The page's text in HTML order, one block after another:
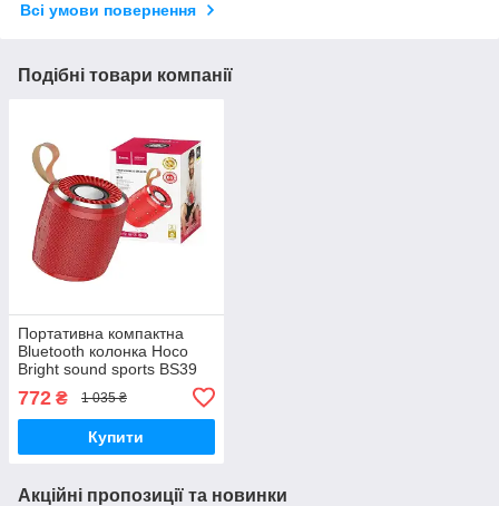
Всі умови повернення
Подібні товари компанії
Портативна компактна
Bluetooth колонка Hoco
Bright sound sports BS39
772 ₴ 1 035 ₴
Купити
Акційні пропозиції та новинки